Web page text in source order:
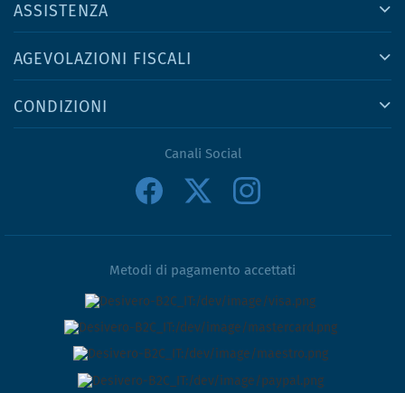
ASSISTENZA
AGEVOLAZIONI FISCALI
CONDIZIONI
Canali Social
Metodi di pagamento accettati